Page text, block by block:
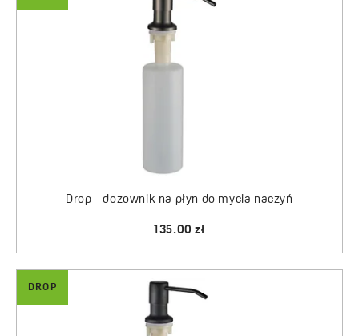
Drop - dozownik na płyn do mycia naczyń
135.00 zł
DROP